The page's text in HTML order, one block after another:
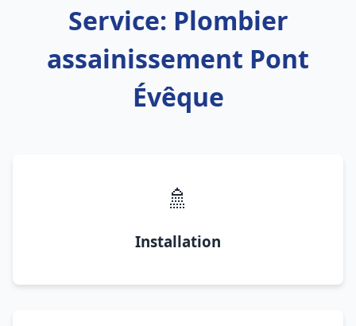
Service: Plombier
assainissement Pont
Évêque
🚿
Installation